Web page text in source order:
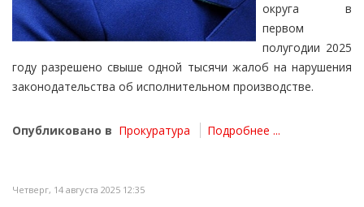
округа в
первом
полугодии 2025
году разрешено свыше одной тысячи жалоб на нарушения
законодательства об исполнительном производстве.
Опубликовано в Прокуратура Подробнее ...
Четверг, 14 августа 2025 12:35